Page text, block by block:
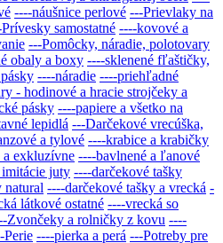
----náušnice perlové ---Prievlaky na
samostatné ----kovové a
---Pomôcky, náradie, polotovary
obaly a boxy ----sklenené fľaštičky,
----náradie ----priehľadné
- hodinové a hracie strojčeky a
pásky ----papiere a všetko na
lepidlá ---Darčekové vrecúška,
a tylové ----krabice a krabičky
a exkluzívne ----bavlnené a ľanové
juty ----darčekové tašky
natural ----darčekové tašky a vrecká -
látkové ostatné ----vrecká so
Zvončeky a rolničky z kovu ----
Perie ----pierka a perá ---Potreby pre